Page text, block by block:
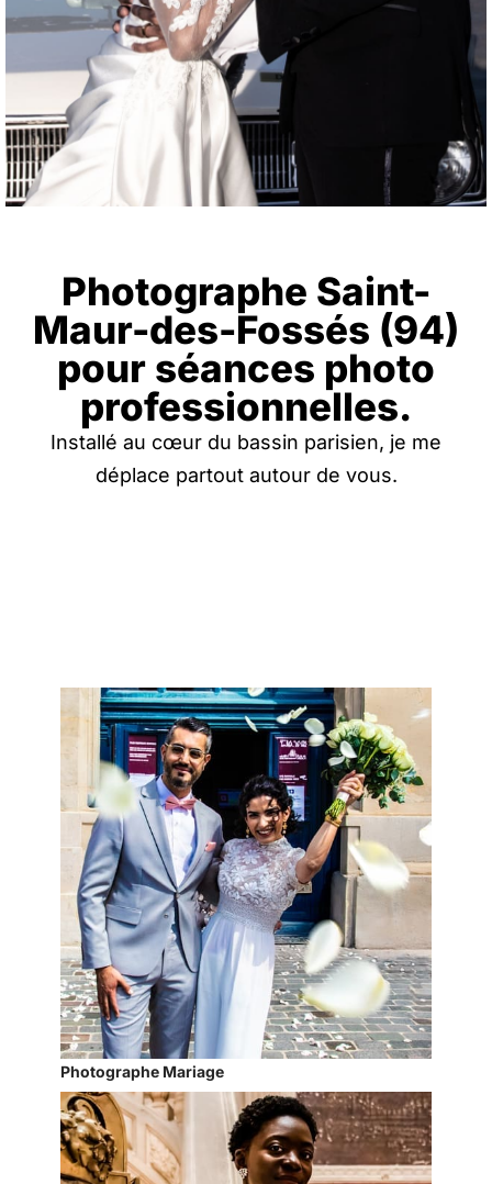
Photographe Saint-
Maur-des-Fossés (94)
pour séances photo
professionnelles.
Installé au cœur du bassin parisien, je me
déplace partout autour de vous.
Photographe Mariage